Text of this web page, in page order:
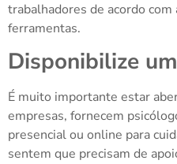
trabalhadores de acordo com
ferramentas.
Disponibilize
É muito importante estar
empresas, fornecem
presencial ou online para
sentem que precisam de